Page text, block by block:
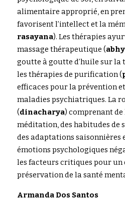
alimentaire approprié, en
favorisent l’intellect et la
rasayana). Les thérapies
massage thérapeutique (
goutte à goutte d’huile sur la
les thérapies de purification (
efficaces pour la prévention
maladies psychiatriques. La
(dinacharya) comprenant de
méditation, des habitudes de
des adaptations saisonnières
émotions psychologiques
les facteurs critiques pour un
préservation de la santé
Armanda Dos Santos